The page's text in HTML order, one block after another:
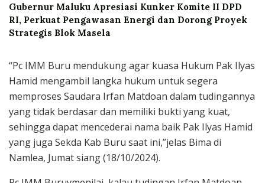
Gubernur Maluku Apresiasi Kunker Komite II DPD
RI, Perkuat Pengawasan Energi dan Dorong Proyek
Strategis Blok Masela
“Pc IMM Buru mendukung agar kuasa Hukum Pak Ilyas
Hamid mengambil langka hukum untuk segera
memproses Saudara Irfan Matdoan dalam tudingannya
yang tidak berdasar dan memiliki bukti yang kuat,
sehingga dapat mencederai nama baik Pak Ilyas Hamid
yang juga Sekda Kab Buru saat ini,”jelas Bima di
Namlea, Jumat siang (18/10/2024).